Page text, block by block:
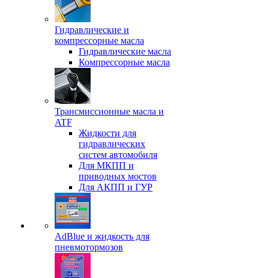
Гидравлические и
компрессорные масла
Гидравлические масла
Компрессорные масла
Трансмиссионные масла и
ATF
Жидкости для
гидравлических
систем автомобиля
Для МКПП и
приводных мостов
Для АКПП и ГУР
AdBlue и жидкость для
пневмотормозов